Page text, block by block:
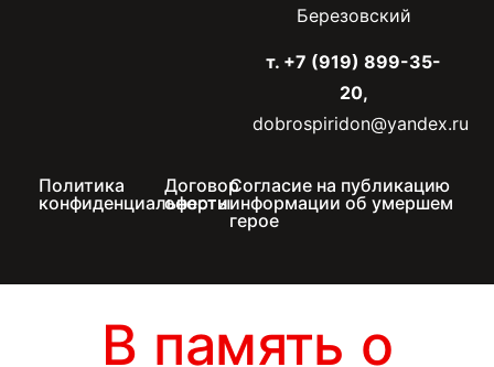
Березовский
т. +7 (919) 899-35-
20,
dobrospiridon@yandex.ru
Политика
конфиденциальности
Договор
оферты
Согласие на публикацию
информации об умершем
герое
В память о